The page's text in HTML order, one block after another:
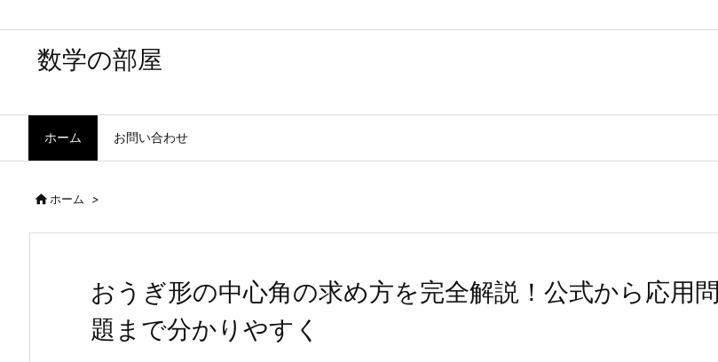
数学の部屋
ホーム お問い合わせ
ホーム >
おうぎ形の中心角の求め方を完全解説！公式から応用問
題まで分かりやすく